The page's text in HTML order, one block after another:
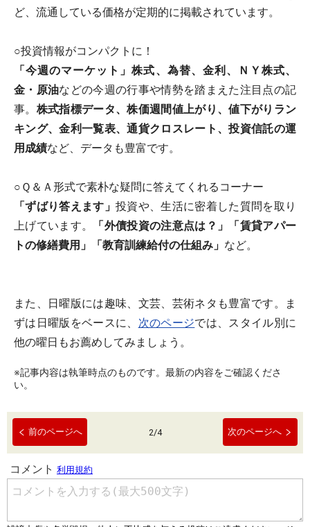
ど、流通している価格が定期的に掲載されています。
○投資情報がコンパクトに！
「今週のマーケット」株式、為替、金利、ＮＹ株式、
金・原油などの今週の行事や情勢を踏まえた注目点の記
事。 株式指標データ、株価週間値上がり、値下がりラン
キング、金利一覧表、通貨クロスレート、投資信託の運
用成績など、データも豊富です。
○Ｑ＆Ａ形式で素朴な疑問に答えてくれるコーナー
「ずばり答えます」 投資や、生活に密着した質問を取り
上げています。
「外債投資の注意点は？」「賃貸アパー
トの修繕費用」「教育訓練給付の仕組み」 など。
また、日曜版には趣味、文芸、芸術ネタも豊富です。ま
ずは日曜版をベースに、 次のページでは、スタイル別に
他の曜日もお薦めしてみましょう。
※記事内容は執筆時点のものです。最新の内容をご確認くださ
い。
前のページへ 2/4 次のページへ